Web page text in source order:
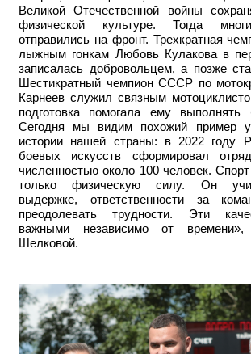
Великой Отечественной войны
физической культуре. Тогда
отправились на фронт. Трехкратная
лыжным гонкам Любовь Кулакова в
записалась добровольцем, а позже
Шестикратный чемпион СССР по
Карнеев служил связным
подготовка помогала ему выполнять
Сегодня мы видим похожий пример
истории нашей страны: в 2022 году
боевых искусств сформировал
численностью около 100 человек.
только физическую силу. Он
выдержке, ответственности за
преодолевать трудности. Эти
важными независимо от
Шелковой.